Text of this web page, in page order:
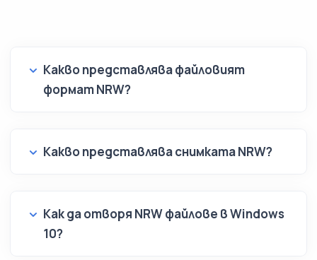
Какво представлява файловият
формат NRW?
Какво представлява снимката NRW?
Как да отворя NRW файлове в Windows
10?